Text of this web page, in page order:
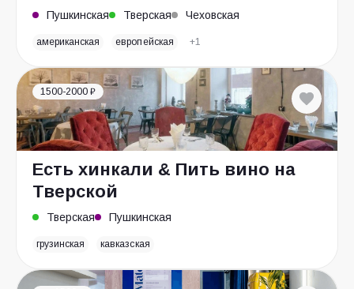
Пушкинская Тверская Чеховская
американская европейская +1
1500-2000 ₽
Есть хинкали & Пить вино на
Тверской
Тверская Пушкинская
грузинская кавказская